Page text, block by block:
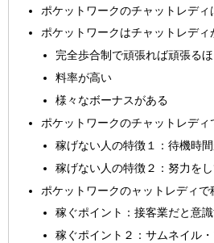
ポケットワークのチャットレディ
ポケットワークはチャットレディ
完全歩合制で頑張れば頑張る
料率が高い
様々なボーナスがある
ポケットワークのチャットレデ
稼げない人の特徴１：待機時
稼げない人の特徴２：努力を
ポケットワークのャットレディで
稼ぐポイント：接客業だと意
稼ぐポイント２：サムネイル